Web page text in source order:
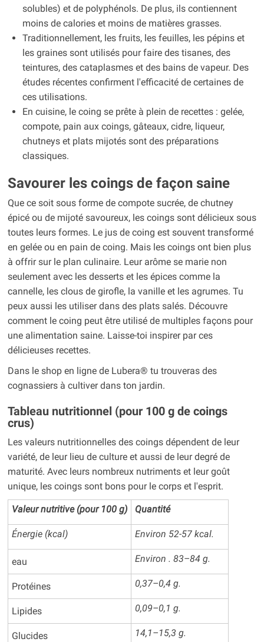
solubles) et de polyphénols. De plus, ils contiennent
moins de calories et moins de matières grasses.
Traditionnellement, les fruits, les feuilles, les pépins et
les graines sont utilisés pour faire des tisanes, des
teintures, des cataplasmes et des bains de vapeur. Des
études récentes confirment l'efficacité de certaines de
ces utilisations.
En cuisine, le coing se prête à plein de recettes : gelée,
compote, pain aux coings, gâteaux, cidre, liqueur,
chutneys et plats mijotés sont des préparations
classiques.
Savourer les coings de façon saine
Que ce soit sous forme de compote sucrée, de chutney
épicé ou de mijoté savoureux, les coings sont délicieux sous
toutes leurs formes. Le jus de coing est souvent transformé
en gelée ou en pain de coing. Mais les coings ont bien plus
à offrir sur le plan culinaire. Leur arôme se marie non
seulement avec les desserts et les épices comme la
cannelle, les clous de girofle, la vanille et les agrumes. Tu
peux aussi les utiliser dans des plats salés. Découvre
comment le coing peut être utilisé de multiples façons pour
une alimentation saine. Laisse-toi inspirer par ces
délicieuses recettes.
Dans le shop en ligne de Lubera® tu trouveras des
cognassiers à cultiver dans ton jardin.
Tableau nutritionnel (pour 100 g de coings
crus)
Les valeurs nutritionnelles des coings dépendent de leur
variété, de leur lieu de culture et aussi de leur degré de
maturité. Avec leurs nombreux nutriments et leur goût
unique, les coings sont bons pour le corps et l'esprit.
Valeur nutritive (pour 100 g) Quantité
Énergie (kcal) Environ 52-57 kcal.
eau Environ . 83–84 g.
Protéines 0,37–0,4 g.
Lipides 0,09–0,1 g.
Glucides 14,1–15,3 g.